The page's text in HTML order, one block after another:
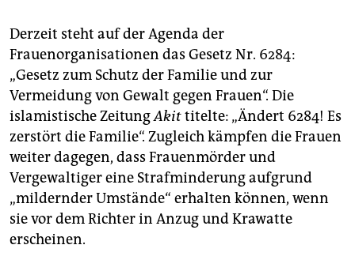
Derzeit steht auf der Agenda der
Frauenorganisationen das Gesetz Nr. 6284:
„Gesetz zum Schutz der Familie und zur
Vermeidung von Gewalt gegen Frauen“. Die
islamistische ZeitungAkittitelte: „Ändert 6284! Es
zerstört die Familie“. Zugleich kämpfen die Frauen
weiter dagegen, dass Frauenmörder und
Vergewaltiger eine Strafminderung aufgrund
„mildernder Umstände“ erhalten können, wenn
sie vor dem Richter in Anzug und Krawatte
erscheinen.